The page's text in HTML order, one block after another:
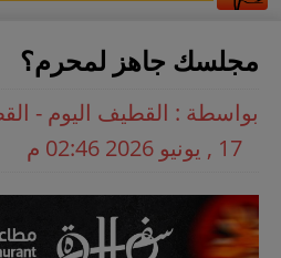
مجلسك جاهز لمحرم؟
بواسطة : القطيف اليوم -
17 , يونيو 2026 02:46 م